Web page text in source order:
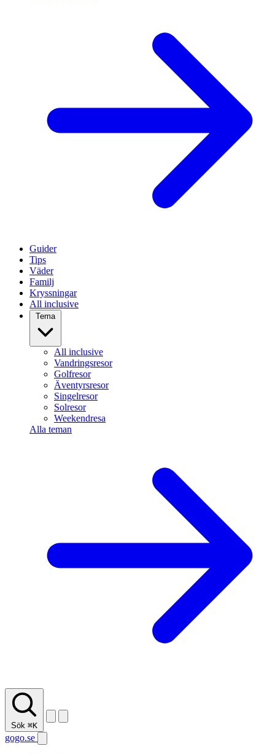
Guider
Tips
Väder
Familj
Kryssningar
All inclusive
Tema
All inclusive
Vandringsresor
Golfresor
Äventyrsresor
Singelresor
Solresor
Weekendresa
Alla teman
Sök ⌘K
gogo.se